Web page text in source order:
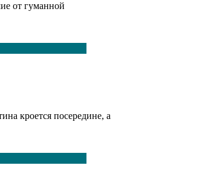
от гуманной
кроется посередине, а